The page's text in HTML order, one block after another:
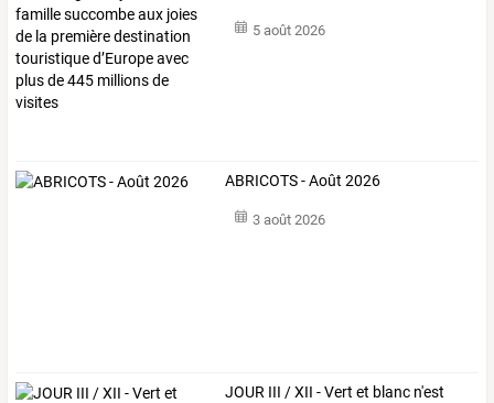
5 août 2026
ABRICOTS - Août 2026
3 août 2026
JOUR III /XII -Vert et blanc n'est